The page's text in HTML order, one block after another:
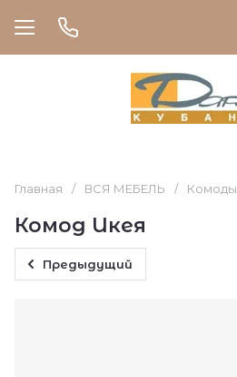
Главная / ВСЯ МЕБЕЛЬ / Комоды
Комод Икея
Предыдущий